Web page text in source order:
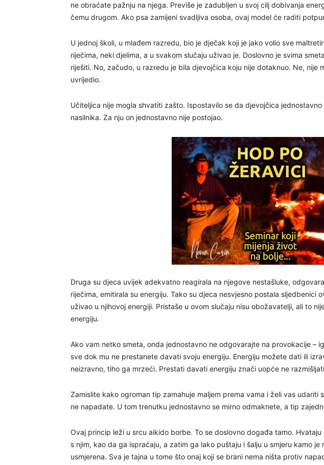
ne obraćate pažnju na njega. Previše je zadubljen u svoj cilj dobivanja
čemu drugom. Ako psa zamijeni svadljiva osoba, ovaj model će raditi
U jednoj školi, u mlađem razredu, bio je dječak koji je jako volio sve
riječima, neki djelima, a u svakom slučaju uživao je. Doslovno je svima
riješiti. No, začudo, u razredu je bila djevojčica koju nije dotaknuo. Ne, nije
uvrijedio.
Učiteljica nije mogla shvatiti zašto. Ispostavilo se da djevojčica
nasilnika. Za nju on jednostavno nije postojao.
Druga su djeca uvijek adekvatno reagirala na njegove nestašluke,
riječima, emitirala su energiju. Tako su djeca nesvjesno postala sljedbenici
uživao u njihovoj energiji. Pristaše u ovom slučaju nisu obožavatelji, ali to
energiju.
Ako vam netko smeta, onda jednostavno ne odgovarajte na provokacije –
sve dok mu ne prestanete davati svoju energiju. Energiju možete dati ili
neizravno, tiho ga mrzeći. Prestati davati energiju znači uopće ne
Zamislite kako ogroman tip zamahuje maljem prema vama i želi vas udariti
ne napadate. U tom trenutku jednostavno se mirno odmaknete, a tip
Ovaj princip leži u srcu aikido borbe. To se doslovno događa tamo.
s njim, kao da ga ispraćaju, a zatim ga lako puštaju i šalju u smjeru kamo je
usmjerena. Sva je tajna u tome što onaj koji se brani nema ništa protiv